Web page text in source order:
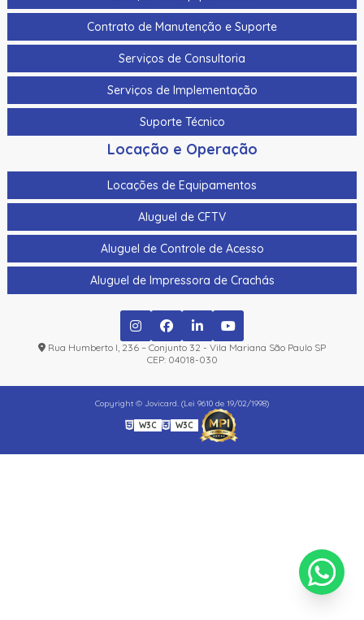
Contrato de Manutenção e Suporte
Serviços de Consultoria
Serviços de Implementação
Suporte Técnico
Locação e Operação
Locações de Equipamentos
Aluguel de CFTV
Aluguel de Controle de Acesso
Aluguel de Impressora de Crachás
Rua Humberto I, 236 – Conjunto 32 - Vila Mariana São Paulo SP
CEP: 04018-030
Copyright © Jovicard. (Lei 9610 de 19/02/1998)
W3C W3C